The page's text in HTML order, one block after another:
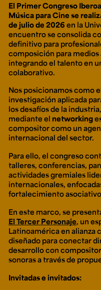
El Primer Congreso
Música para Cine se
de julio de 2026 en la
encuentro se consolida
definitivo para
composición para medios
integrando el talento en
colaborativo.
Nos posicionamos como
investigación aplicada
los desafíos de la
mediante el networking
compositor como un
internacional del sector.
Para ello, el congreso
talleres, conferencias,
actividades gremiales
internacionales,
fortalecimiento
En este marco, se
El Tercer Personaje, un
Latinoamérica en alianza
diseñado para conectar
desarrollo con
sonoras a través de
Invitadas e invitados: